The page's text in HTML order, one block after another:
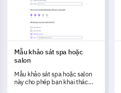
Mẫu khảo sát spa hoặc
salon
Mẫu khảo sát spa hoặc salon
này cho phép bạn khai thác